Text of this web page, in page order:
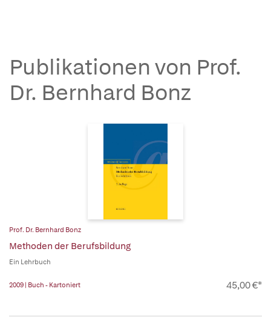
Publikationen von Prof.
Dr. Bernhard Bonz
Prof. Dr. Bernhard Bonz
Methoden der Berufsbildung
Ein Lehrbuch
2009 | Buch - Kartoniert 45,00 €*